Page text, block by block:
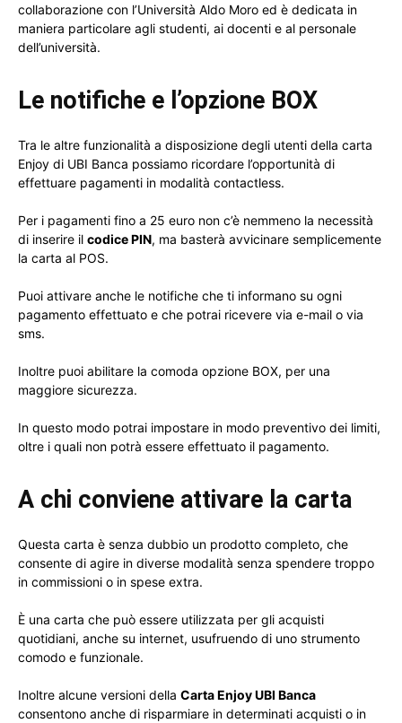
collaborazione con l’Università Aldo Moro ed è dedicata in
maniera particolare agli studenti, ai docenti e al personale
dell’università.
Le notifiche e l’opzione BOX
Tra le altre funzionalità a disposizione degli utenti della carta
Enjoy di UBI Banca possiamo ricordare l’opportunità di
effettuare pagamenti in modalità contactless.
Per i pagamenti fino a 25 euro non c’è nemmeno la necessità
di inserire il codice PIN, ma basterà avvicinare semplicemente
la carta al POS.
Puoi attivare anche le notifiche che ti informano su ogni
pagamento effettuato e che potrai ricevere via e-mail o via
sms.
Inoltre puoi abilitare la comoda opzione BOX, per una
maggiore sicurezza.
In questo modo potrai impostare in modo preventivo dei limiti,
oltre i quali non potrà essere effettuato il pagamento.
A chi conviene attivare la carta
Questa carta è senza dubbio un prodotto completo, che
consente di agire in diverse modalità senza spendere troppo
in commissioni o in spese extra.
È una carta che può essere utilizzata per gli acquisti
quotidiani, anche su internet, usufruendo di uno strumento
comodo e funzionale.
Inoltre alcune versioni della Carta Enjoy UBI Banca
consentono anche di risparmiare in determinati acquisti o in